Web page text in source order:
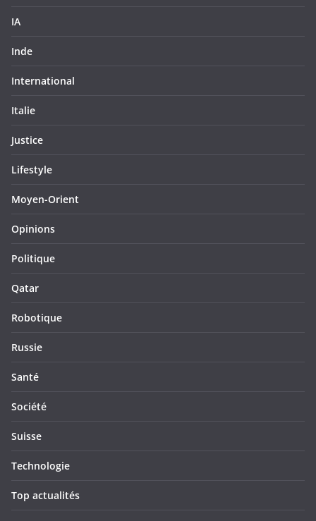
IA
Inde
International
Italie
Justice
Lifestyle
Moyen-Orient
Opinions
Politique
Qatar
Robotique
Russie
Santé
Société
Suisse
Technologie
Top actualités